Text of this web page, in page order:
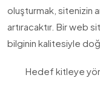
oluşturmak, sitenizin
artıracaktır. Bir web
bilginin kalitesiyle
Hedef kitleye